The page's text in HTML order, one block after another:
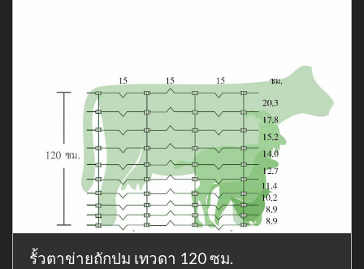
รั้วตาข่ายถักปม เทวดา 120 ซม.